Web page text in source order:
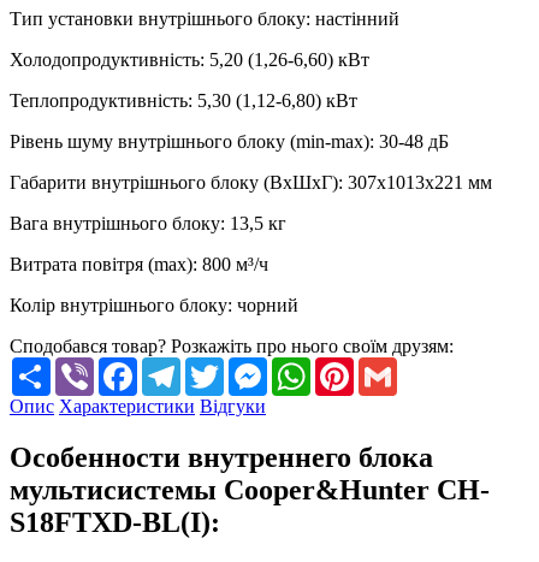
Тип установки внутрішнього блоку: настінний
Холодопродуктивність: 5,20 (1,26-6,60) кВт
Теплопродуктивність: 5,30 (1,12-6,80) кВт
Рівень шуму внутрішнього блоку (min-max): 30-48 дБ
Габарити внутрішнього блоку (ВхШхГ): 307х1013х221 мм
Вага внутрішнього блоку: 13,5 кг
Витрата повітря (max): 800 м³/ч
Колір внутрішнього блоку: чорний
Сподобався товар? Розкажіть про нього своїм друзям:
Share Viber FacebookTelegramTwitterMessengerWhatsApp
Pinterest
Опис Характеристики Відгуки
Особенности внутреннего блока
мультисистемы Cooper&Hunter CH-
S18FTXD-BL(I):